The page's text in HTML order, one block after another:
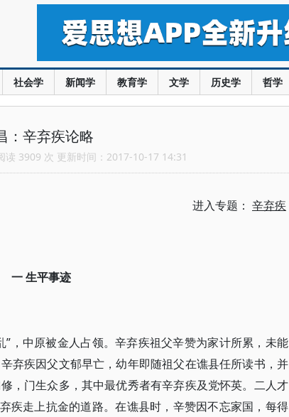
社会学 新闻学 教育学 文学 历史学 哲学
：辛弃疾论略
读 3909 次 更新时间：2017-10-17 14:31
进入专题： 辛弃疾
一 生平事迹
，中原被金人占领。辛弃疾祖父辛赞为家计所累，未能
弃疾因父文郁早亡，幼年即随祖父在谯县任所读书，并
，门生众多，其中最优秀者有辛弃疾及党怀英。二人才
疾走上抗金的道路。在谯县时，辛赞因不忘家国，每得